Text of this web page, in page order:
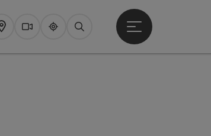
Map WebcamsUpperguide
Zoeken
Startmenu openen